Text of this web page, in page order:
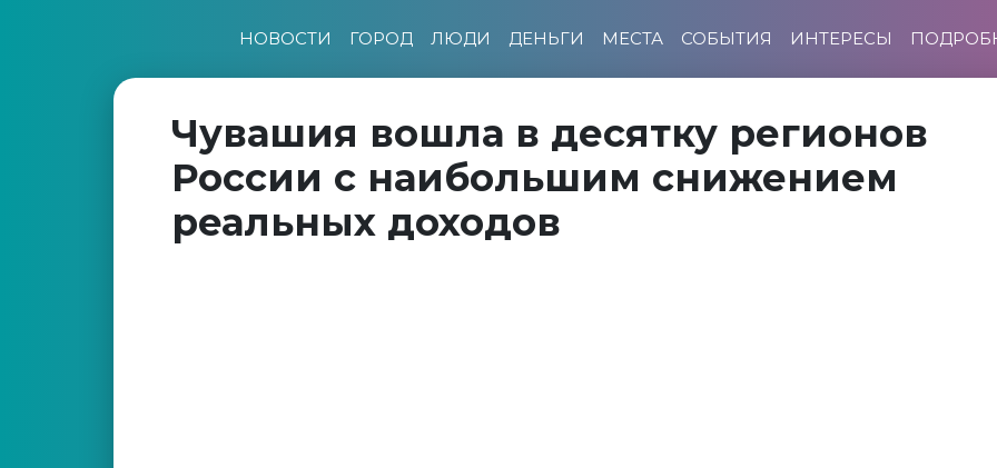
НОВОСТИ ГОРОД ЛЮДИ ДЕНЬГИ МЕСТА СОБЫТИЯ ИНТЕРЕСЫ
Чувашия вошла в десятку регионов
России с наибольшим снижением
реальных доходов